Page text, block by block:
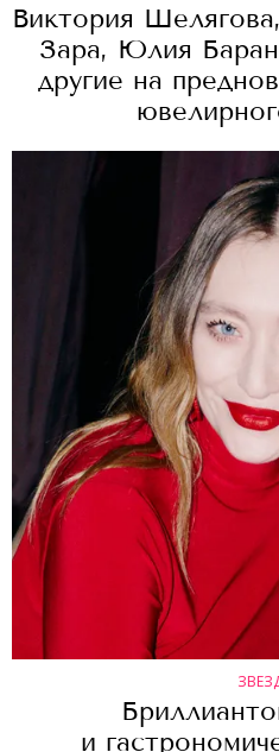
Виктория
Зара, Юлия
другие на
и